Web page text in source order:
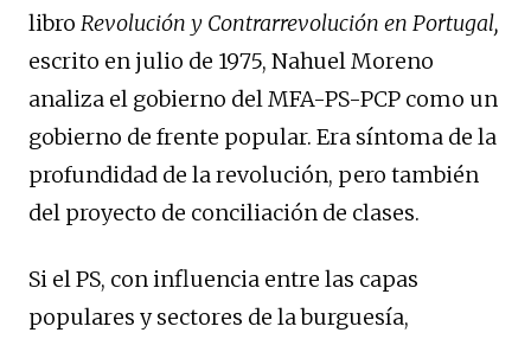
libro Revolución y Contrarrevolución en Portugal,
escrito en julio de 1975, Nahuel Moreno
analiza el gobierno del MFA-PS-PCP como un
gobierno de frente popular. Era síntoma de la
profundidad de la revolución, pero también
del proyecto de conciliación de clases.
Si el PS, con influencia entre las capas
populares y sectores de la burguesía,